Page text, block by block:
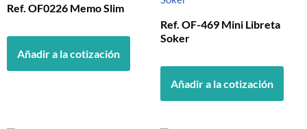
Ref. OF0226 Memo Slim
Añadir a la cotización
Ref. OF-469 Mini Libreta
Soker
Añadir a la cotización